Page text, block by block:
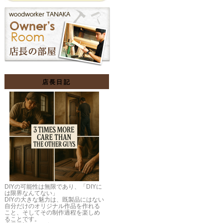
店長日記
DIYの可能性は無限であり、「DIYに
は限界なんてない」
DIYの大きな魅力は、既製品にはない
自分だけのオリジナル作品を作れる
こと、そしてその制作過程を楽しめ
ることです。